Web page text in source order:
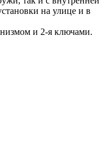
на улице и в
и 2-я ключами.